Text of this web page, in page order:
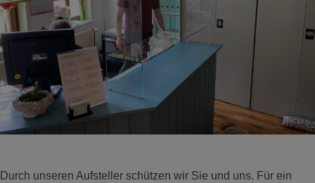
Durch unseren Aufsteller schützen wir Sie und uns. Für ein